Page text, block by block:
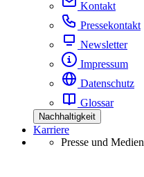
Kontakt
Pressekontakt
Newsletter
Impressum
Datenschutz
Glossar
Nachhaltigkeit
Karriere
Presse und Medien